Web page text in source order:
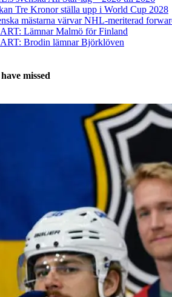
Tre Kronor ställa upp i World Cup 2028
mästarna värvar NHL-meriterad
Lämnar Malmö för Finland
Brodin lämnar Björklöven
missed